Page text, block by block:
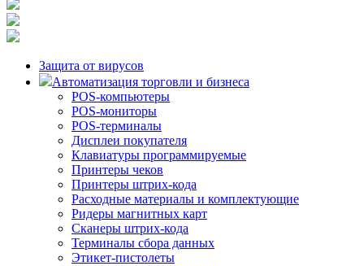
Защита от вирусов
Автоматизация торговли и бизнеса
POS-компьютеры
POS-мониторы
POS-терминалы
Дисплеи покупателя
Клавиатуры программируемые
Принтеры чеков
Принтеры штрих-кода
Расходные материалы и комплектующие
Ридеры магнитных карт
Сканеры штрих-кода
Терминалы сбора данных
Этикет-пистолеты